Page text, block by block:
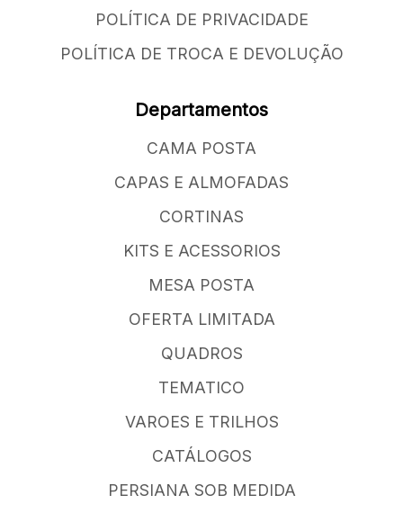
POLÍTICA DE PRIVACIDADE
POLÍTICA DE TROCA E DEVOLUÇÃO
Departamentos
CAMA POSTA
CAPAS E ALMOFADAS
CORTINAS
KITS E ACESSORIOS
MESA POSTA
OFERTA LIMITADA
QUADROS
TEMATICO
VAROES E TRILHOS
CATÁLOGOS
PERSIANA SOB MEDIDA